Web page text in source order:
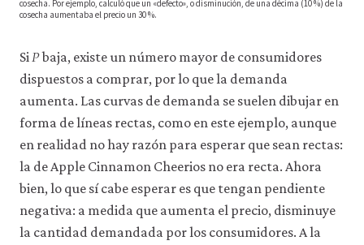
más
las
cookies
utilizamos,
consulta
de
privacidad .
Aceptar
cosecha. Por ejemplo, calculó que un «defecto», o disminución, de una décima (10 %) de la
cosecha aumentaba el precio un 30 %.
Si𝑃
Pbaja, existe un número mayor de consumidores
dispuestos a comprar, por lo que la demanda
aumenta. Las curvas de demanda se suelen dibujar en
forma de líneas rectas, como en este ejemplo, aunque
en realidad no hay razón para esperar que sean rectas:
la de Apple Cinnamon Cheerios no era recta. Ahora
bien, lo que sí cabe esperar es que tengan pendiente
negativa: a medida que aumenta el precio, disminuye
la cantidad demandada por los consumidores. A la